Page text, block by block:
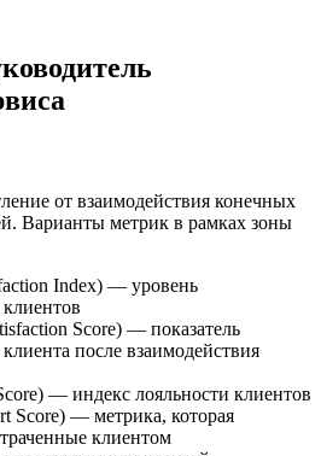
от взаимодействия конечных
Варианты метрик в рамках зоны
Index) — уровень
Score) — показатель
после взаимодействия
— индекс лояльности клиентов
Score) — метрика, которая
клиентом